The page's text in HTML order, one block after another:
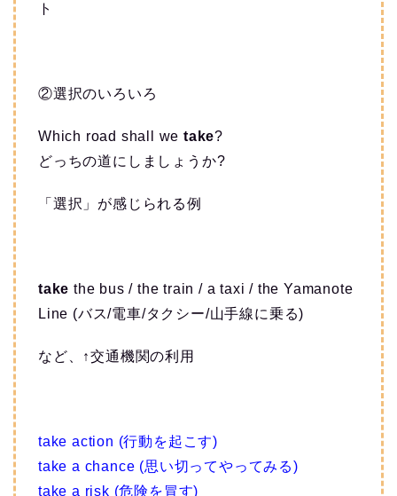
ト
②選択のいろいろ
Which road shall we take?
どっちの道にしましょうか?
「選択」が感じられる例
take the bus / the train / a taxi / the Yamanote
Line (バス/電車/タクシー/山手線に乗る)
など、↑交通機関の利用
take action (行動を起こす)
take a chance (思い切ってやってみる)
take a risk (危険を冒す)